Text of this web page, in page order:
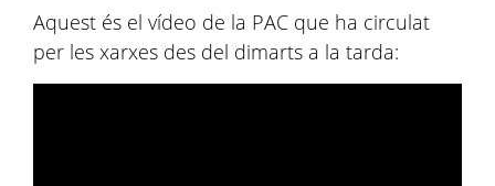
Aquest és el vídeo de la PAC que ha circulat
per les xarxes des del dimarts a la tarda: